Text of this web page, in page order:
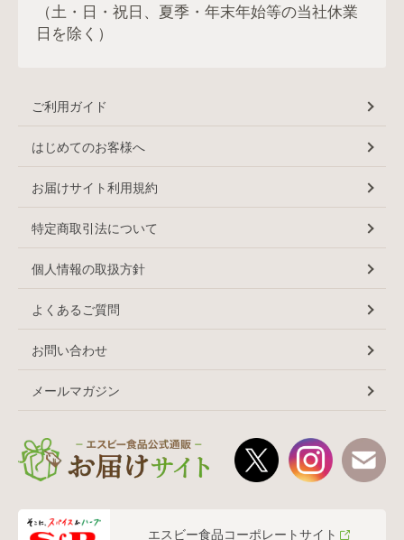
（土・日・祝日、夏季・年末年始等の当社休業
日を除く）
ご利用ガイド
はじめてのお客様へ
お届けサイト利用規約
特定商取引法について
個人情報の取扱方針
よくあるご質問
お問い合わせ
メールマガジン
エスビー食品コーポレートサイト